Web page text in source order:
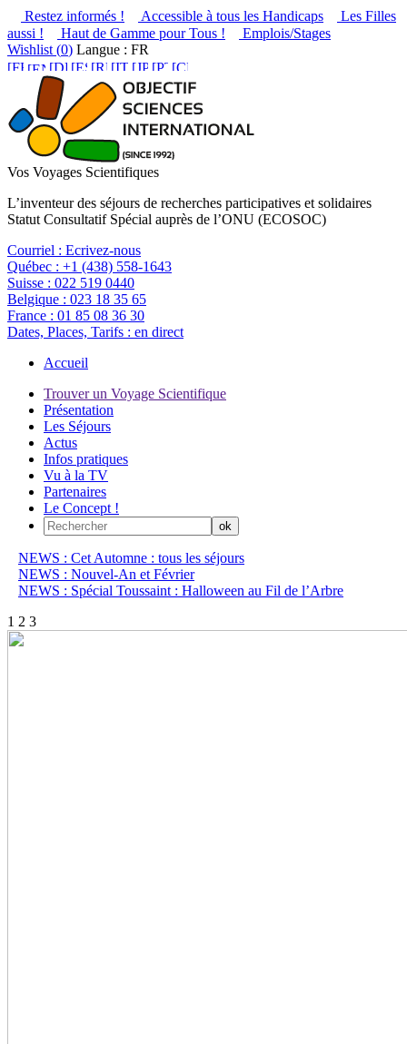
Restez informés ! Accessible à tous les Handicaps
Les Filles
aussi !
Haut de Gamme pour Tous !
Emplois/Stages
Wishlist (0) Langue : FR
Vos Voyages Scientifiques
L’inventeur des séjours de recherches participatives et solidaires
Statut Consultatif Spécial auprès de l’ONU (ECOSOC)
Courriel : Ecrivez-nous
Québec : +1 (438) 558-1643
Suisse : 022 519 0440
Belgique : 023 18 35 65
France : 01 85 08 36 30
Dates, Places, Tarifs : en direct
Accueil
Trouver un Voyage Scientifique
Présentation
Les Séjours
Actus
Infos pratiques
Vu à la TV
Partenaires
Le Concept !
NEWS : Cet Automne : tous les séjours
NEWS : Nouvel-An et Février
NEWS : Spécial Toussaint : Halloween au Fil de l’Arbre
1 2 3